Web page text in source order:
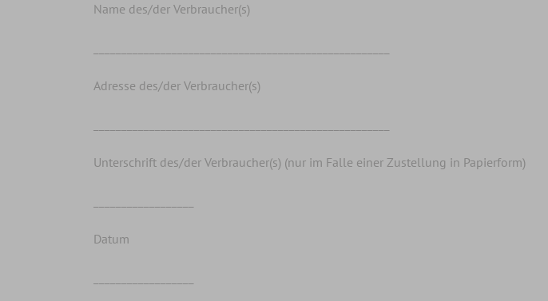
Name des/der Verbraucher(s)
Adresse des/der Verbraucher(s)
Unterschrift des/der Verbraucher(s) (nur im Falle einer Zustellung in Papierform)
Datum